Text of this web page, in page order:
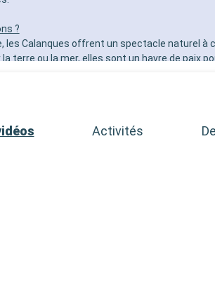
?
les Calanques offrent un spectacle naturel à
terre ou la mer, elles sont un havre de paix
2 heures de route de Marseille, Saint-
Activités